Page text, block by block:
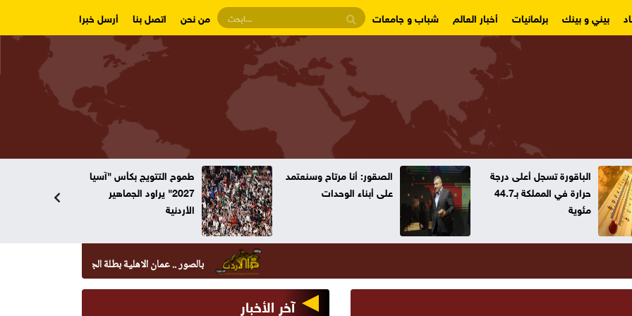
بيني و بينك برلمانيات أخبار العالم شباب و جامعات من نحن اتصل بنا أرسل خبرا
الباقورة تسجل أعلى درجة
حرارة في المملكة بـ44.7
مئوية
الصقور: أنا مرتاح وسنعتمد
على أبناء الوحدات
طموح التتويج بكأس "آسيا
2027" يراود الجماهير
الأردنية
بالصور .. عمان الاهلية بطلة الجامعات الأردنية في الكراتيه
آخر الأخبار